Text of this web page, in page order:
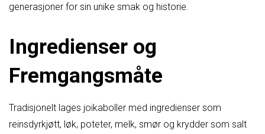
generasjoner for sin unike smak og historie.
Ingredienser og
Fremgangsmåte
Tradisjonelt lages joikaboller med ingredienser som
reinsdyrkjøtt, løk, poteter, melk, smør og krydder som salt